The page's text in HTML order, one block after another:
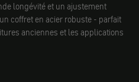
longévité et un ajustement
coffret en acier robuste - parfait
anciennes et les applications